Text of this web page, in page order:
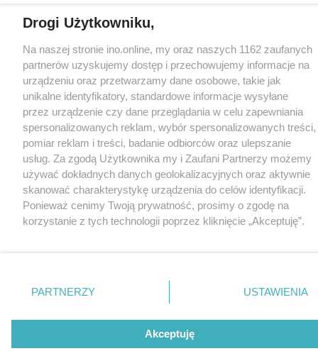
Drogi Użytkowniku,
Na naszej stronie ino.online, my oraz naszych 1162 zaufanych
partnerów uzyskujemy dostęp i przechowujemy informacje na
urządzeniu oraz przetwarzamy dane osobowe, takie jak
unikalne identyfikatory, standardowe informacje wysyłane
przez urządzenie czy dane przeglądania w celu zapewniania
spersonalizowanych reklam, wybór spersonalizowanych treści,
pomiar reklam i treści, badanie odbiorców oraz ulepszanie
usług. Za zgodą Użytkownika my i Zaufani Partnerzy możemy
używać dokładnych danych geolokalizacyjnych oraz aktywnie
skanować charakterystykę urządzenia do celów identyfikacji.
Ponieważ cenimy Twoją prywatność, prosimy o zgodę na
korzystanie z tych technologii poprzez kliknięcie „Akceptuję”.
nie wymagają zgody użytkownika, ale masz prawo sprzeciwić
się takiemu przetwarzaniu. Preferencje będą miały
Zapoznaj się z poniższymi informacjami, abyś mógł świadomie
PARTNERZY USTAWIENIA
Akceptuję